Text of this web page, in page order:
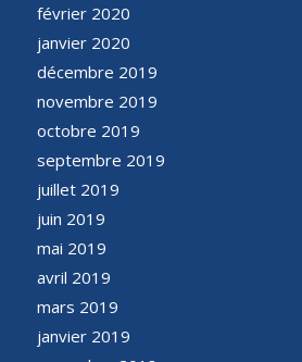
février 2020
janvier 2020
décembre 2019
novembre 2019
octobre 2019
septembre 2019
juillet 2019
juin 2019
mai 2019
avril 2019
mars 2019
janvier 2019